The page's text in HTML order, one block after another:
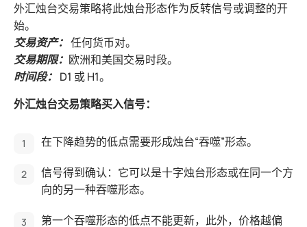
外汇烛台交易策略将此烛台形态作为反转信号或调整的开
始。
交易资产： 任何货币对。
交易期限： 欧洲和美国交易时段。
时间段： D1 或 H1。
外汇烛台交易策略买入信号：
在下降趋势的低点需要形成烛台“吞噬”形态。
信号得到确认：它可以是十字烛台形态或在同一个方
向的另一种吞噬形态。
第一个吞噬形态的低点不能更新，此外，价格越偏